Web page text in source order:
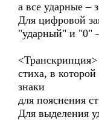
а все ударные –
Для цифровой
"ударный" и "0"
<Транскрипция>
стиха, в
знаки
для пояснения
Для выделения